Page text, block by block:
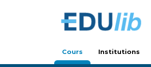
Cours Institutions